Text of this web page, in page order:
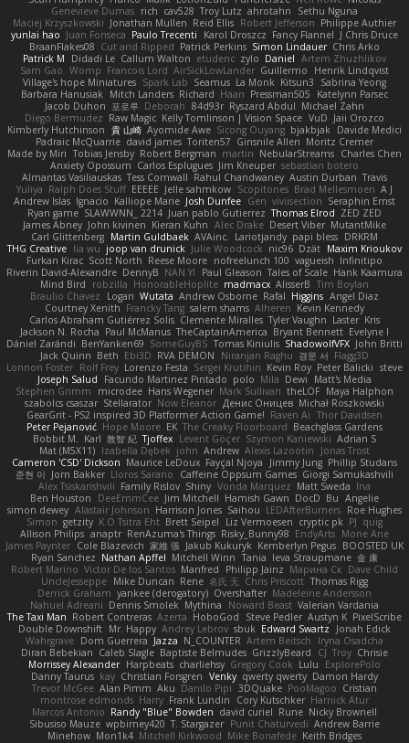
Genevieve Dumas rich cav528 Troy Lutz ahrotahn
Sethu Nguna
Maciej Krzyszkowski Jonathan Mullen Reid Ellis Robert Jefferson Philippe Authier
yunlai hao Juan Fonseca Paulo Trecenti Karol Droszcz Fancy Flannel J Chris Druce
BraanFlakes08 Cut and Ripped Patrick Perkins Simon Lindauer Chris Arko
Patrick M
Didadi Le Callum Walton etudenc zylo Daniel Artem Zhuzhlikov
Sam Gao Womp Francois Lord AirSickLowLander Guillermo
Henrik Lindqvist
Village's hope Miniatures Spark Lab Seamus La Monk Kitsun3
Sabrina Yeong
Barbara Hanusiak Mitch Landers Richard Haan Pressman505
Katelynn Parsec
Jacob Duhon 포로루 Deborah 84d93r Ryszard Abdul Michael Zahn
Diego Bermudez Raw Magic Kelly Tomlinson | Vision Space VuD Jaii Orozco
Kimberly Hutchinson 貴 山崎 Ayomide Awe Sicong Ouyang bjakbjak Davide Medici
Padraic McQuarrie david james Toriten57 Ginsnile Allen Moritz Cremer
Made by Miri Tobias Jensby Robert Bergman martin NebularStreams Charles Chen
Anxiety Opossum Carlos Esplugues Jim Kneuper sebastian botero
Almantas Vasiliauskas Tess Cornwall Rahul Chandwaney Austin Durban Travis
Yuliya Ralph Does Stuff EEEEE Jelle sahmkow Scopitones Brad Mellesmoen A J
Andrew Islas Ignacio Kalliope Marie Josh Dunfee Gen viviisection Seraphin Ernst
Ryan game SLAWWNN_ 2214 Juan pablo Gutierrez Thomas Elrod ZED ZED
James Abney John kivinen Kieran Kuhn Alec Drake Desert Viber MutantMike
Carl Glittenberg Martin Guldbaek AVAinc. Lariotjandy papi bless DRKRM
THG Creative lia wu joop van drunick Julie Woodcock nic96 Dzät Maxim Krioukov
Furkan Kirac Scott North Reese Moore nofreelunch 100 vagueish Infinitipo
Riverin David-Alexandre DennyB NAN YI Paul Gleason Tales of Scale Hank Kaamura
Mind Bird
robzilla HonorableHoplite madmacx AlisserB Tim Boylan
Braulio Chavez
Logan Wutata Andrew Osborne Rafal Higgins Angel Diaz
Courtney Xenith Francky Tang salem shams Alheren Kevin Kennedy
Carlos Abraham Gutiérrez Solis Clemente Miralles Tyler Vaughn Laster Kris
Jackson N. Rocha Paul McManus TheCaptainAmerica Bryant Bennett Evelyne I
Dániel Zarándi BenYanken69 SomeGuyBS Tomas Kiniulis ShadowolfVFX John Britti
Jack Quinn Beth Ebi3D RVA DEMON Niranjan Raghu 경문 서 Flagg3D
Lonnon Foster Rolf Frey Lorenzo Festa Sergei Krutihin Kevin Roy Peter Balicki steve
Joseph Salud
Facundo Martinez Pintado polo Mila Dewi
Matt's Media
Stephen Grimm
microdee Hans Wegener Mark Sullivan theLOF Maya Halphon
szabolcs csaszar Stellarator Now Eleanor Денис Оницев Michał Roszkowski
GearGrit - PS2 inspired 3D Platformer Action Game! Raven Ai Thor Davidsen
Peter Pejanović Hope Moore EK The Creaky Floorboard Beachglass Gardens
Bobbit M. Karl 敦智 紀 Tjoffex Levent Göçer Szymon Kaniewski Adrian S
Mat (M5X11) Izabella Dębek john Andrew Alexis Lazootin
Jonas Trost
Cameron 'CSD' Dickson Maurice LeDoux Fayçal Njoya Jimmy Jung Phillip Studans
준현 이 Jorn Bakker Lloros Sarano Caffeine Oppsum Games Giorgi Samukashvili
Alex Tsiskarishvili Family Rislov Shiny Vonda Marquez Matt Sweda Ina
Ben Houston
DeeEmmCee Jim Mitchell Hamish Gawn DocD Bu Angelie
simon dewey Alastair Johnson Harrison Jones Saihou LEDAfterBurners Roe Hughes
Simon getzity K.O Tsitra Eht Brett Seipel Liz Vermoesen cryptic pk PJ quig
Allison Philips anaptr RenAzuma's Things Risky_Bunny98 EndyArts Mone Ane
James Paynter Cole Blazevich 家維 張 Jakub Kukuryk Kemberlyn Pegus BOOSTED UK
Ryan Sanchez Nathan Apffel Mitchell Winn Tania Ieva Straupmane 金 康
Robert Marino Victor De los Santos Manfred Philipp Jainz Марина Ск Dave Child
UncleJesseppe Mike Duncan Rene 名氏 无 Chris Priscott Thomas Rigg
Derrick Graham yankee (derogatory) Overshafter Madeleine Andersson
Nahuel Adreani Dennis Smolek Mythina Noward Beast Valerian Vardania
The Taxi Man Robert Contreras Azerta HoboGod Steve Pedler Austyn K PixelScribe
Double Downshift Mr. Happy Andrey Lebrov sbuk Edward Swartz
Jonah Edick
Wahrgrave Dom Guerrera Jazza N_COUNTER Artem Beitsch
Iryna Osadcha
Diran Bebekian Caleb Slagle Baptiste Belmudes GrizzlyBeard CJ Troy Chrisie
Morrissey Alexander Harpbeats charliehsy Gregory Cook Lulu
ExplorePolo
Danny Taurus kay Christian Forsgren Venky qwerty qwerty Damon Hardy
Trevor McGee Alan Pimm Aku Danilo Pipi 3DQuake PooMagoo Cristian
montrose edmonds Harry Frank Lundin Cory Kutschker Harnick Atur
Marcos Antonio Randy "Blue" Bowden david curiel Rune Nicky Brownell
Sibusiso Mauze wpbirney420 T. Stargazer Punit Chaturvedi Andrew Barrie
Minehow Mon1k4 Mitchell Kirkwood Mike Bonafede Keith Bridges